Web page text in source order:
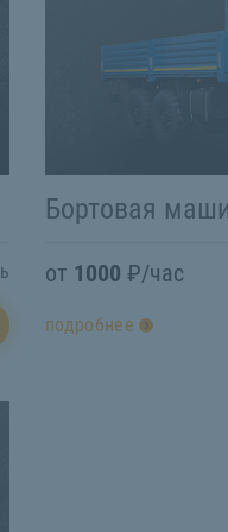
Бортовая
от 1000 ₽/час
подробнее